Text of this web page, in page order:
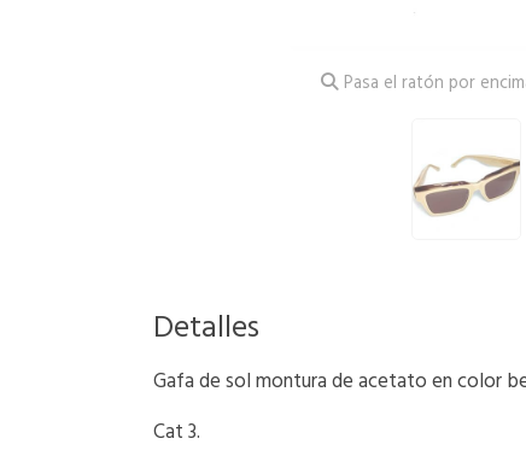
Pasa el ratón por
Detalles
Gafa de sol montura de acetato en color
Cat 3.